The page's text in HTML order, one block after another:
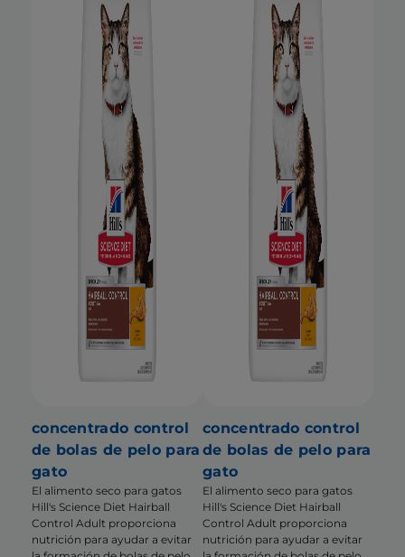
concentrado control
de bolas de pelo para
gato
El alimento seco para gatos
Hill's Science Diet Hairball
Control Adult proporciona
nutrición para ayudar a evitar
concentrado control
de bolas de pelo para
gato
El alimento seco para gatos
Hill's Science Diet Hairball
Control Adult proporciona
nutrición para ayudar a evitar